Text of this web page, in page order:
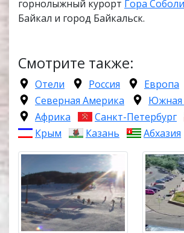
горнолыжный курорт Гора
Байкал и город Байкальск.
Смотрите также:
Отели Россия Европа
Северная Америка
Южная
Африка
Санкт-Петербург
Крым
Казань Абхазия